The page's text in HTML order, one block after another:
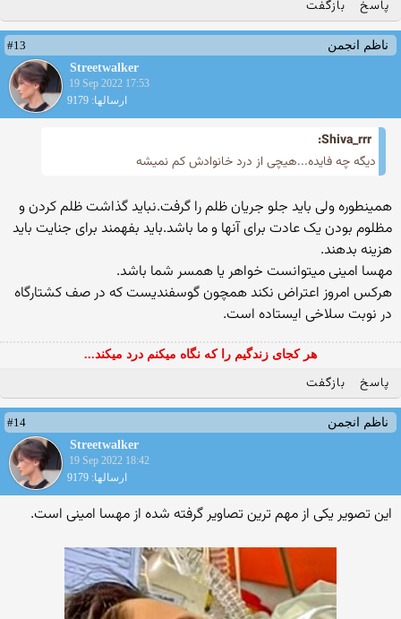
پاسخ بازگفت
ناظم انجمن
#13
Streetwalker
19 Sep 2022 17:53
ارسالها: 9179
Shiva_rrr:
دیگه چه فایده...هیچی از درد خانوادش کم نمیشه
همینطوره ولی باید جلو جریان ظلم را گرفت.نباید گذاشت ظلم کردن و
مظلوم بودن یک عادت برای آنها و ما باشد.باید بفهمند برای جنایت باید
هزینه بدهند.
مهسا امینی میتوانست خواهر یا همسر شما باشد.
هرکس امروز اعتراض نکند همچون گوسفندیست که در صف کشتارگاه
در نوبت سلاخی ایستاده است.
هر کجای زندگیم را که نگاه میکنم درد میکند...
پاسخ بازگفت
ناظم انجمن
#14
Streetwalker
19 Sep 2022 18:42
ارسالها: 9179
این تصویر یکی از مهم ترین تصاویر گرفته شده از مهسا امینی است.